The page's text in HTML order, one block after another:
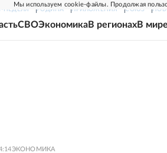
Мы используем cookie-файлы. Продолжая
НЕДЕЛЯ РОДИНА ПРИЛОЖЕНИЯ СОЮЗ
СВОЭкономикаВ регионахВ мире
ЭКОНОМИКА